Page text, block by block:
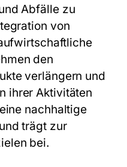
Abfälle zu
von
den
verlängern und
ihrer Aktivitäten
nachhaltige
trägt zur
bei.